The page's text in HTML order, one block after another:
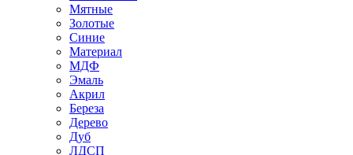
Мятные
Золотые
Синие
Материал
МДФ
Эмаль
Акрил
Береза
Дерево
Дуб
ЛДСП